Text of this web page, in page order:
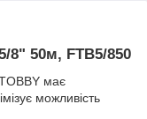
8" 50м, FTB5/850
має
можливість